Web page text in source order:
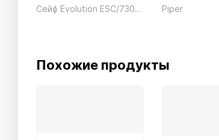
Сейф Evolution ESC/730E Электронный +ключ дерево Technomax 83кг Piper
Похожие продукты